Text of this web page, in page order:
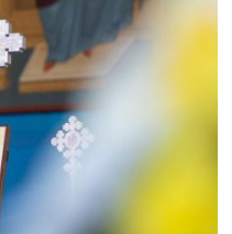
B
I
E
2
0
2
4